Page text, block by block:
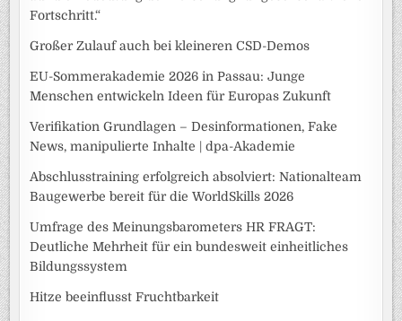
Fortschritt.“
Großer Zulauf auch bei kleineren CSD-Demos
EU-Sommerakademie 2026 in Passau: Junge
Menschen entwickeln Ideen für Europas Zukunft
Verifikation Grundlagen – Desinformationen, Fake
News, manipulierte Inhalte | dpa-Akademie
Abschlusstraining erfolgreich absolviert: Nationalteam
Baugewerbe bereit für die WorldSkills 2026
Umfrage des Meinungsbarometers HR FRAGT:
Deutliche Mehrheit für ein bundesweit einheitliches
Bildungssystem
Hitze beeinflusst Fruchtbarkeit